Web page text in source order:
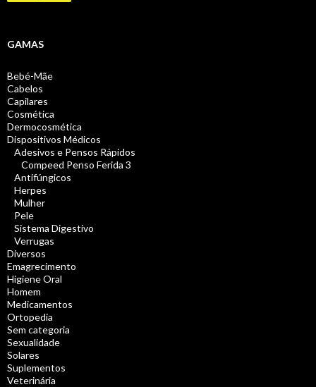
GAMAS
Bebé-Mãe
Cabelos
Capilares
Cosmética
Dermocosmética
Dispositivos Médicos
Adesivos e Pensos Rápidos
Compeed Penso Ferida 3
Antifúngicos
Herpes
Mulher
Pele
Sistema Digestivo
Verrugas
Diversos
Emagrecimento
Higiene Oral
Homem
Medicamentos
Ortopedia
Sem categoria
Sexualidade
Solares
Suplementos
Veterinária